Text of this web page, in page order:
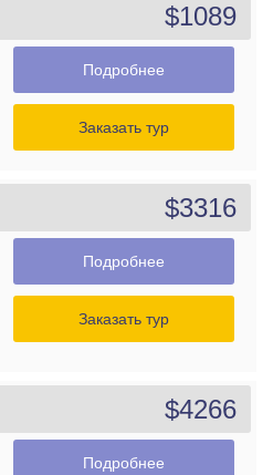
$1089
Подробнее
Заказать тур
$3316
Подробнее
Заказать тур
$4266
Подробнее